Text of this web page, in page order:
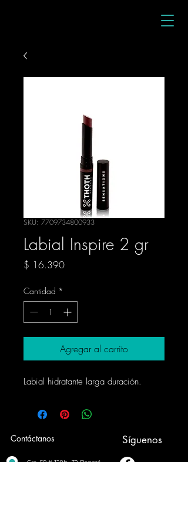
SKU: 7709734800933
Labial Inspire 2 gr
$ 16.390Precio
Cantidad *
Agregar al carrito
Labial hidratante larga duración.
Contáctanos
Cra. 50 # 128b -32 Bogotá
Síguenos